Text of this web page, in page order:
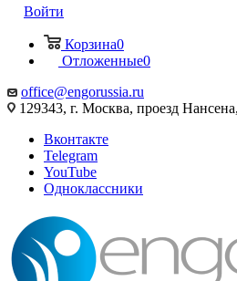
Войти
Корзина0
Отложенные0
office@engorussia.ru
129343, г. Москва, проезд
Вконтакте
Telegram
YouTube
Одноклассники